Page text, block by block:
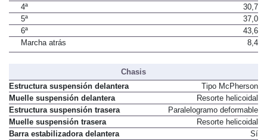
4ª
30,7
5ª
37,0
6ª
43,6
Marcha atrás
8,4
Chasis
Estructura suspensión delantera
Tipo McPherson
Muelle suspensión delantera
Resorte helicoidal
Estructura suspensión trasera
Paralelogramo deformable
Muelle suspensión trasera
Resorte helicoidal
Barra estabilizadora delantera
Sí